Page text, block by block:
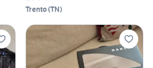
Trento(TN)